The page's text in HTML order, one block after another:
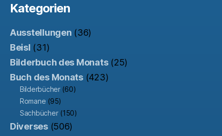
Kategorien
Ausstellungen (36)
Beisl (31)
Bilderbuch des Monats(25)
Buch des Monats(423)
Bilderbücher(60)
Romane (95)
Sachbücher(150)
Diverses(506)